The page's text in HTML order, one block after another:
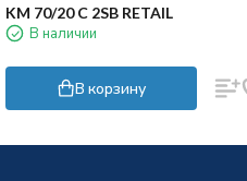
KM 70/20 C 2SB RETAIL
В наличии
В корзину